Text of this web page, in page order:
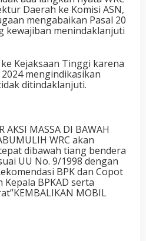
Daerah ke Komisi ASN,
mengabaikan Pasal 20
kewajiban menindaklanjuti
Kejaksaan Tinggi karena
mengindikasikan
ditindaklanjuti.
AKSI MASSA DI BAWAH
WRC akan
dibawah tiang bendera
UU No. 9/1998 dengan
BPK dan Copot
Kepala BPKAD serta
MOBIL